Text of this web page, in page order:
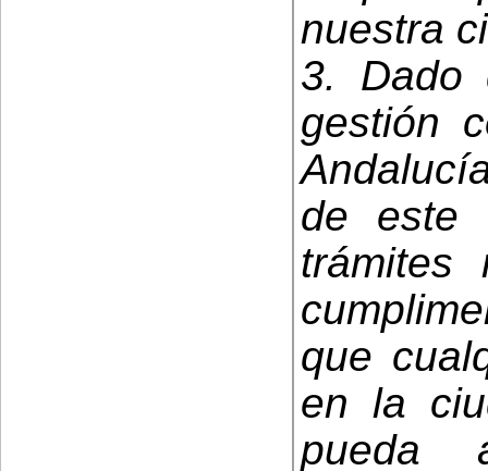
nuestra
3. Dado
gestión
de este
trámites
que
en la
pueda